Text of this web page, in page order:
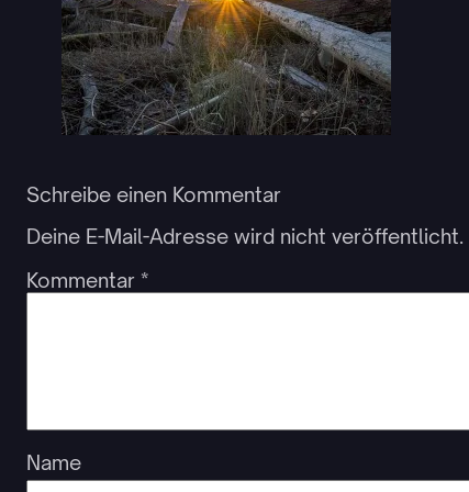
Schreibe einen Kommentar
Deine E-Mail-Adresse wird nicht veröffentlicht.
Kommentar *
Name